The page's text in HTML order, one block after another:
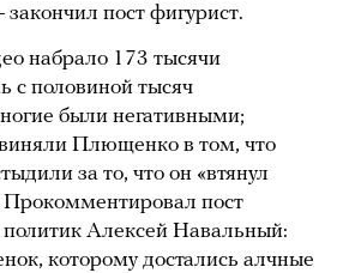
закончил пост фигурист.
набрало 173 тысячи
с половиной тысяч
были негативными;
Плющенко в том, что
за то, что он «втянул
Прокомментировал пост
Алексей Навальный:
которому достались алчные